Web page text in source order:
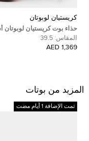
كريستيان لوبوتان
حذاء بوت كريستيان لوبوتان
مسامير جلد أسود وجلد سويدي
المقاس: 39.5
1,369 AED
المزيد من بوتات
تمت الإضافة 1 أيام مضت